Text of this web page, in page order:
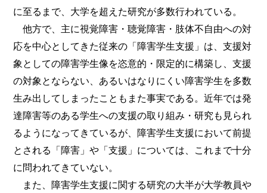
に至るまで、大学を超えた研究が多数行われている。
他方で、主に視覚障害・聴覚障害・肢体不自由への対
応を中心としてきた従来の「障害学生支援」は、支援対
象としての障害学生像を恣意的・限定的に構築し、支援
の対象とならない、あるいはなりにくい障害学生を多数
生み出してしまったこともまた事実である。近年では発
達障害等のある学生への支援の取り組み・研究も見られ
るようになってきているが、障害学生支援において前提
とされる「障害」や「支援」については、これまで十分
に問われてきていない。
また、障害学生支援に関する研究の大半が大学教員や